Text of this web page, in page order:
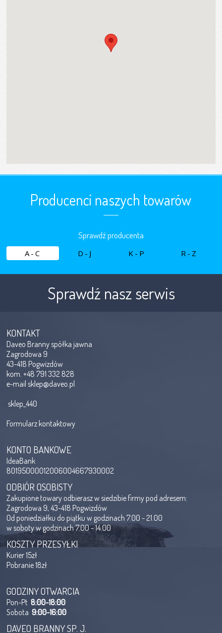
Producenci naszych towarów
Sprawdź producenta
A-C D-J K-P R-Z
Sprawdź nasz serwis
KONTAKT
Daveo Branny spółka jawna
Zagrodowa 9
43-418 Pogwizdów
kom. +48 791 332 828
e-mailsklep@daveo.pl
sklep_440
Formularz kontaktowy
KONTO BANKOWE
IdeaBank
80195000012006004667930002
ODBIÓR OSOBISTY
Zakupione towary odbierasz w siedzibie firmy pod adresem:
Zagrodowa 9, 43-418 Pogwizdów
Od poniedziałku do piątku w godzinach 7.00 - 21.00
w soboty w godzinach 7.00 - 14.00
KOSZTY PRZESYŁKI
Kurier 15zł
Pobranie 18zł
GODZINY OTWARCIA
Pon-Pt8:00-18:00
Sobota9:00-16:00
DAVEO BRANNY SP. J.